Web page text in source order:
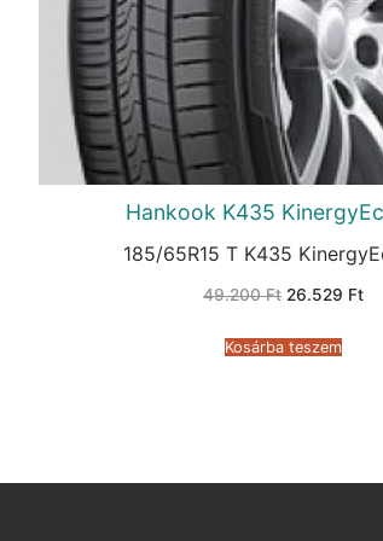
Hankook K435
185/65R15 T K435
49.200Ft Original
49.200 Ft.
26.529 Ft
Kosárba teszem